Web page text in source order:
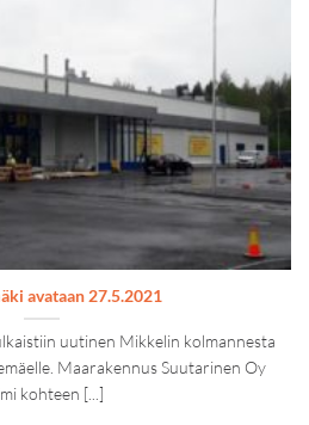
avataan 27.5.2021
uutinen Mikkelin kolmannesta
Maarakennus Suutarinen Oy
kohteen [...]